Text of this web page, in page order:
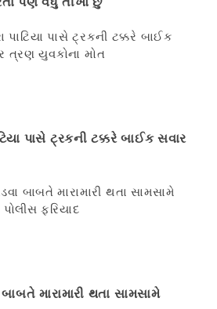
પાસે ટ્રકની ટક્કરે બાઈક સવાર
મારામારી થતા સામસામે